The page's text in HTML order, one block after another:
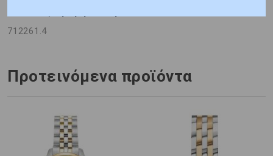
712261.4
Προτεινόμενα προϊόντα